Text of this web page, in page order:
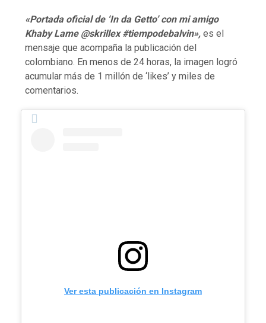
«Portada oficial de ‘In da Getto’ con mi amigo
Khaby Lame @skrillex #tiempodebalvin», es el
mensaje que acompaña la publicación del
colombiano. En menos de 24 horas, la imagen logró
acumular más de 1 millón de ‘likes’ y miles de
comentarios.
Ver esta publicación en Instagram